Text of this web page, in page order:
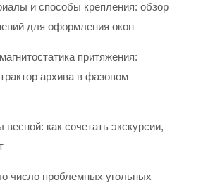
и способы крепления: обзор
для оформления окон
притяжения:
архива в фазовом
как сочетать экскурсии,
число проблемных угольных